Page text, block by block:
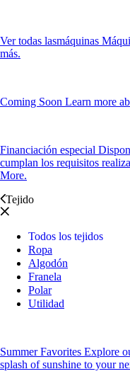
Ver todas lasmáquinas
más.
Coming Soon Learn more
Financiación especial
cumplan los requisitos
More.
Tejido
Todos los tejidos
Ropa
Algodón
Franela
Polar
Utilidad
Summer Favorites Explore
splash of sunshine to your